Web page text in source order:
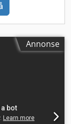
6 bar
Annonse